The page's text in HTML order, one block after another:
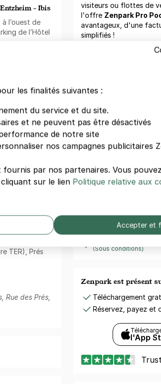
- Ibis
l’ouest de
de l’Hôtel
à
ou encore
4
est à 2
2 minutes de
de ce
du
Entzheim
TER), Prés
Rue des Prés,
visiteurs ou flottes de
l'offre Zenpark Pro
avantageux, d'une
simplifiés !
Parkings à proximité
67380
Paiement sécurisé
Sans frais de
(Sous conditions)
Zenpark est présent
Téléchargement
Réservez, payez et
l'App
les finalités suivantes :
du service et du site.
et ne peuvent pas être désactivés
de notre site
nos campagnes publicitaires
fournis par nos partenaires. Vous
sur le lien Politique relative aux
Accepter et